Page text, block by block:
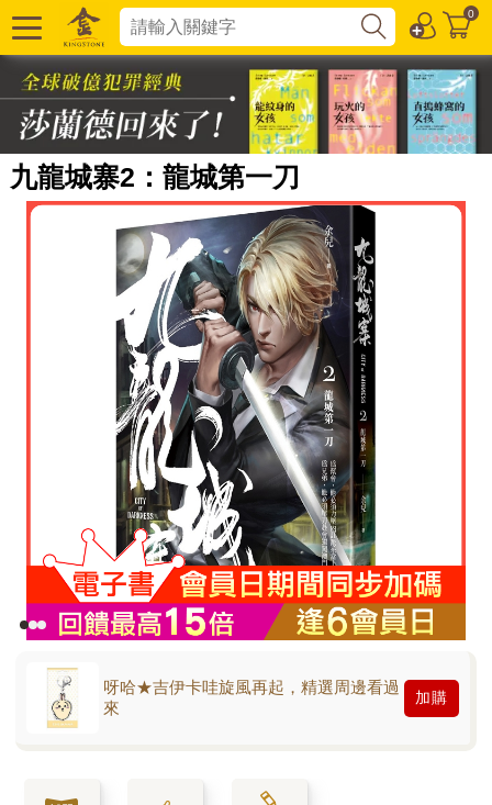
0
九龍城寨2：龍城第一刀
呀哈★吉伊卡哇旋風再起，精選周邊看過
來
加購